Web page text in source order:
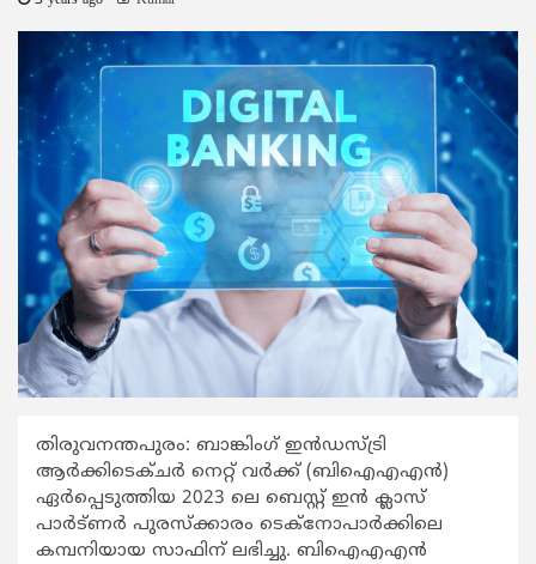
തിരുവനന്തപുരം: ബാങ്കിംഗ് ഇന്‍ഡസ്ട്രി
ആര്‍ക്കിടെക്ചര്‍ നെറ്റ് വര്‍ക്ക് (ബിഐഎഎന്‍)
ഏര്‍പ്പെടുത്തിയ 2023 ലെ ബെസ്റ്റ് ഇന്‍ ക്ലാസ്
പാര്‍ട്ണര്‍ പുരസ്ക്കാരം ടെക്നോപാര്‍ക്കിലെ
കമ്പനിയായ സാഫിന് ലഭിച്ചു. ബിഐഎഎന്‍